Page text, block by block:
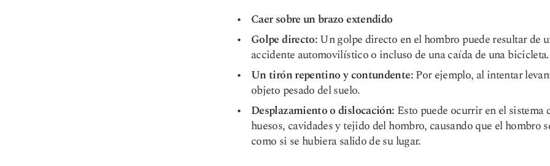
Caer sobre un brazo extendido
Golpe directo:Un golpe directo en el hombro puede resultar de
accidente automovilístico o incluso de una caída de una bicicleta.
Un tirón repentino y contundente:Por ejemplo, al intentar
objeto pesado del suelo.
Desplazamiento o dislocación: Esto puede ocurrir en el sistema
huesos, cavidades y tejido del hombro, causando que el hombro
como si se hubiera salido de su lugar.